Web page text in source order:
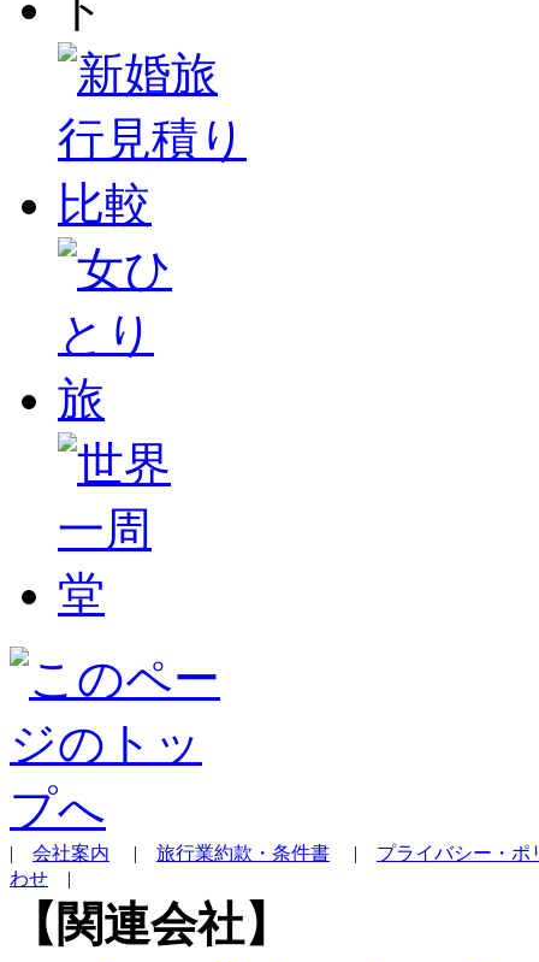
| 会社案内 | 旅行業約款・条件書 | プライバシー・ポ
わせ |
【関連会社】